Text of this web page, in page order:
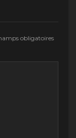
obligatoires